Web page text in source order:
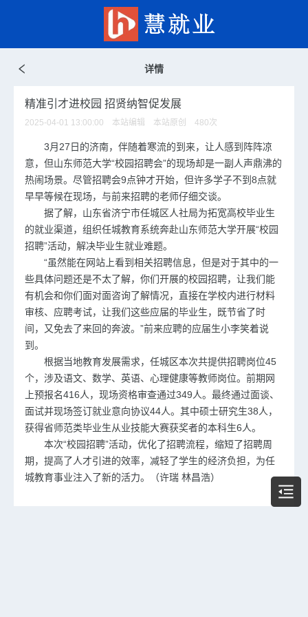
详情
精准引才进校园 招贤纳智促发展
2025-04-01 13:00:00 本站编辑 本站原创 480次
3月27日的济南，伴随着寒流的到来，让人感到阵阵凉
意，但山东师范大学“校园招聘会”的现场却是一副人声鼎沸的
热闹场景。尽管招聘会9点钟才开始，但许多学子不到8点就
早早等候在现场，与前来招聘的老师仔细交谈。
据了解，山东省济宁市任城区人社局为拓宽高校毕业生
的就业渠道，组织任城教育系统奔赴山东师范大学开展“校园
招聘”活动，解决毕业生就业难题。
“虽然能在网站上看到相关招聘信息，但是对于其中的一
些具体问题还是不太了解，你们开展的校园招聘，让我们能
有机会和你们面对面咨询了解情况，直接在学校内进行材料
审核、应聘考试，让我们这些应届的毕业生，既节省了时
间，又免去了来回的奔波。”前来应聘的应届生小李笑着说
到。
根据当地教育发展需求，任城区本次共提供招聘岗位45
个，涉及语文、数学、英语、心理健康等教师岗位。前期网
上预报名416人，现场资格审查通过349人。最终通过面谈、
面试并现场签订就业意向协议44人。其中硕士研究生38人，
获得省师范类毕业生从业技能大赛获奖者的本科生6人。
本次“校园招聘”活动，优化了招聘流程，缩短了招聘周
期，提高了人才引进的效率，减轻了学生的经济负担，为任
城教育事业注入了新的活力。（许瑞 林昌浩）